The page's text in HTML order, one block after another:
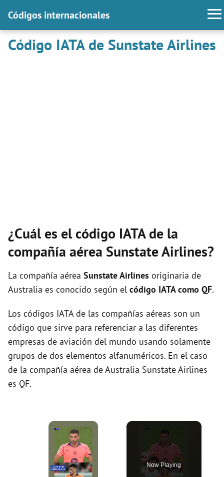
Códigos internacionales
Código IATA de Sunstate Airlines
¿Cuál es el código IATA de la
compañía aérea Sunstate Airlines?
La compañía aérea Sunstate Airlines originaria de
Australia es conocido según el código IATA como QF.
Los códigos IATA de las compañías aéreas son un
código que sirve para referenciar a las diferentes
empresas de aviación del mundo usando solamente
grupos de dos elementos alfanuméricos. En el caso
de la compañía aérea de Australia Sunstate Airlines
es QF.
×
Now Playing